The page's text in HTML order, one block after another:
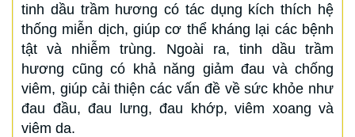
tinh dầu trầm hương có tác dụng kích thích hệ
thống miễn dịch, giúp cơ thể kháng lại các bệnh
tật và nhiễm trùng. Ngoài ra, tinh dầu trầm
hương cũng có khả năng giảm đau và chống
viêm, giúp cải thiện các vấn đề về sức khỏe như
đau đầu, đau lưng, đau khớp, viêm xoang và
viêm da.